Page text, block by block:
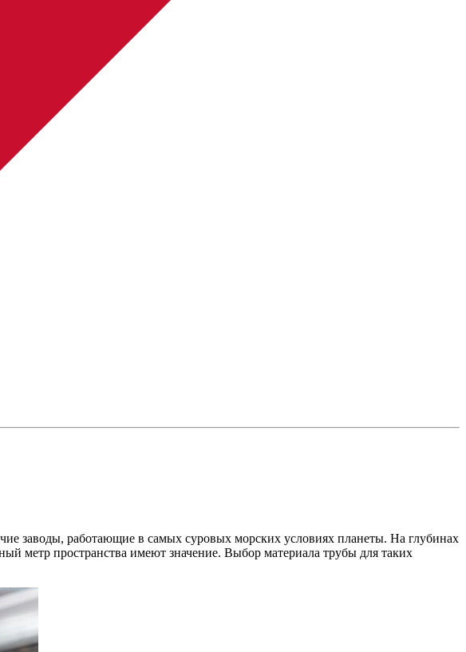
заводы, работающие в самых суровых морских условиях планеты. На глубинах
метр пространства имеют значение. Выбор материала трубы для таких